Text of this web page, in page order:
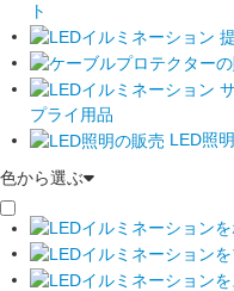
ト
プライ用品
LED照明
色から選ぶ